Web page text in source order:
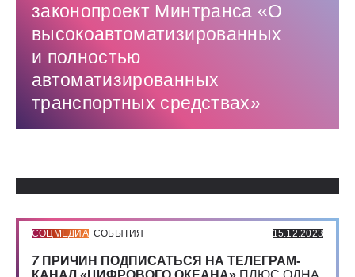
законопроект Минтранса «О
высокоавтоматизированных
и полностью
автоматизированных
транспортных средствах»
СОЦМЕДИА СОБЫТИЯ 15.12.2023
7 ПРИЧИН ПОДПИСАТЬСЯ НА ТЕЛЕГРАМ-